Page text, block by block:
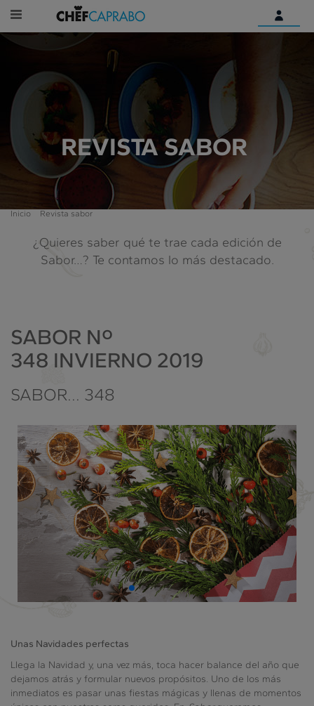
¿Aún no tienes una cuenta
digital?
Empieza aquí
REVISTA SABOR
Inicio Revista sabor
¿Quieres saber qué te trae cada edición de
Sabor…? Te contamos lo más destacado.
SABOR Nº
348 INVIERNO 2019
SABOR... 348
Unas Navidades perfectas
Llega la Navidad y, una vez más, toca hacer balance del año que
dejamos atrás y formular nuevos propósitos. Uno de los más
inmediatos es pasar unas fiestas mágicas y llenas de momentos